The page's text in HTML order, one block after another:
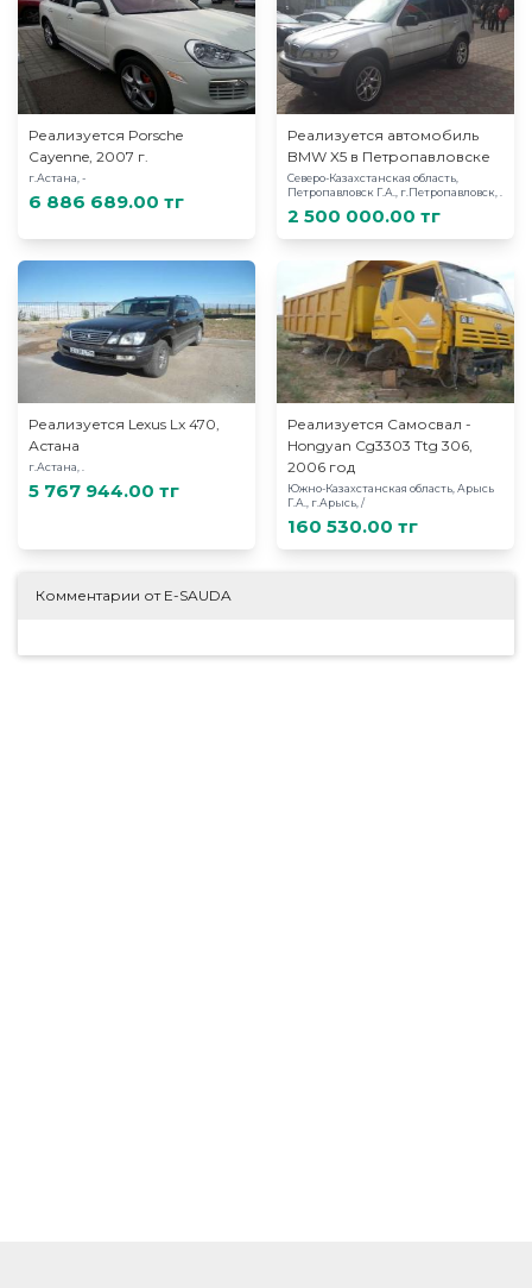
Реализуется Porsche
Cayenne, 2007 г.
г.Астана, -
6 886 689.00 тг
Реализуется автомобиль
BMW X5 в Петропавловске
Северо-Казахстанская область,
Петропавловск Г.А., г.Петропавловск, .
2 500 000.00 тг
Реализуется Lexus Lx 470,
Астана
г.Астана, .
5 767 944.00 тг
Реализуется Самосвал -
Hongyan Cg3303 Ttg 306,
2006 год
Южно-Казахстанская область, Арысь
Г.А., г.Арысь, /
160 530.00 тг
Комментарии от E-SAUDA